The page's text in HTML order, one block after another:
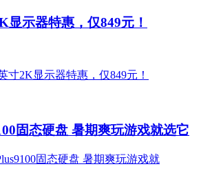
显示器特惠，仅849元！
固态硬盘 暑期爽玩游戏就选它